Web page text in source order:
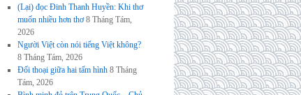
(Lại) đọc Đinh Thanh Huyền: Khi thơ
muốn nhiều hơn thơ 8 Tháng Tám,
2026
Người Việt còn nói tiếng Việt không?
8 Tháng Tám, 2026
Đối thoại giữa hai tấm hình 8 Tháng
Tám, 2026